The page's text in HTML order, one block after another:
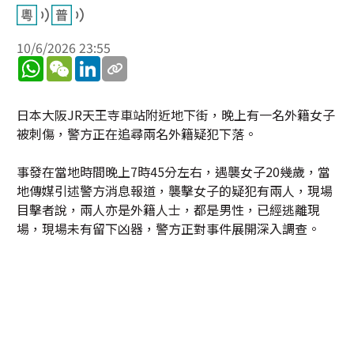
10/6/2026 23:55
WhatsApp
WeChatLinkedIn
日本大阪JR天王寺車站附近地下街，晚上有一名外籍女子
被刺傷，警方正在追尋兩名外籍疑犯下落。
事發在當地時間晚上7時45分左右，遇襲女子20幾歲，當
地傳媒引述警方消息報道，襲擊女子的疑犯有兩人，現場
目擊者說，兩人亦是外籍人士，都是男性，已經逃離現
場，現場未有留下凶器，警方正對事件展開深入調查。